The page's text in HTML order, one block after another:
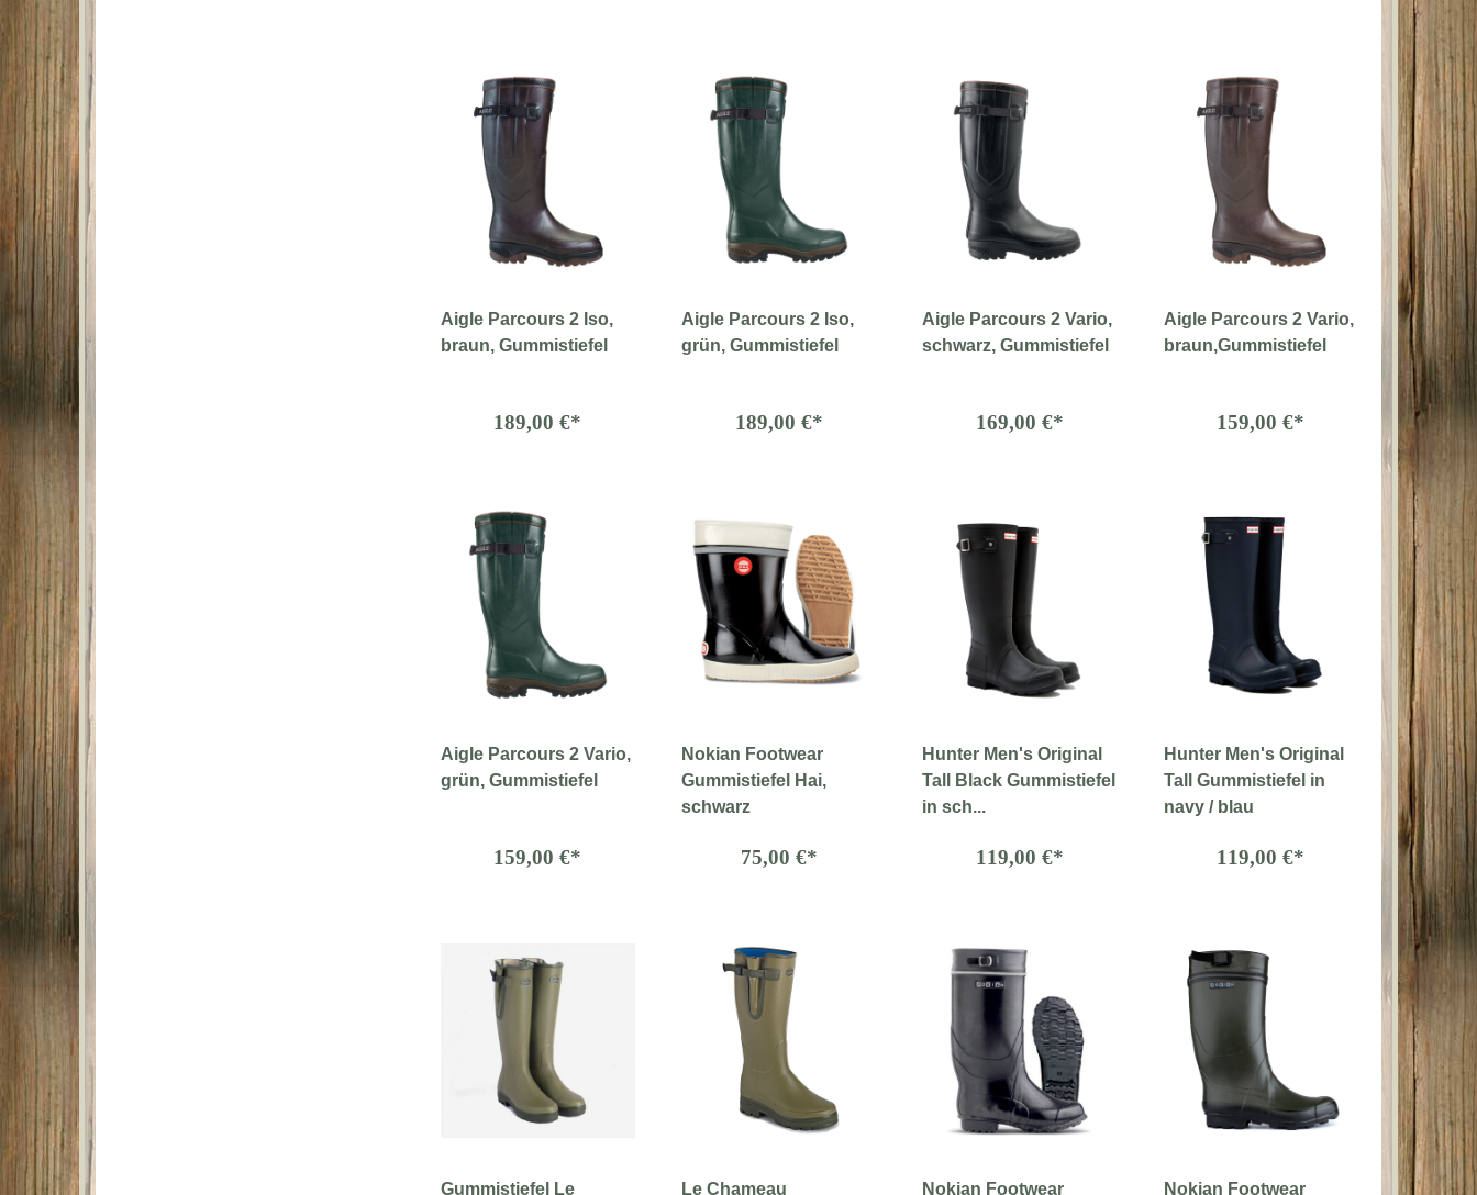
Aigle Parcours 2 Iso,
braun, Gummistiefel
189,00 €*
Aigle Parcours 2 Iso,
grün, Gummistiefel
189,00 €*
Aigle Parcours 2 Vario,
schwarz, Gummistiefel
169,00 €*
Aigle Parcours 2 Vario,
braun,Gummistiefel
159,00 €*
Aigle Parcours 2 Vario,
grün, Gummistiefel
159,00 €*
Nokian Footwear
Gummistiefel Hai,
schwarz
75,00 €*
Hunter Men's Original
Tall Black Gummistiefel
in sch...
119,00 €*
Hunter Men's Original
Tall Gummistiefel in
navy / blau
119,00 €*
Gummistiefel Le Le Chameau Nokian Footwear Nokian Footwear